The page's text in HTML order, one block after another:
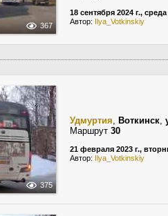
367
18 сентября 2024 г., среда
Автор: Ilya_Votkinskiy
375
Удмуртия, Воткинск,
Маршрут 30
21 февраля 2023 г.,
Автор: Ilya_Votkinskiy